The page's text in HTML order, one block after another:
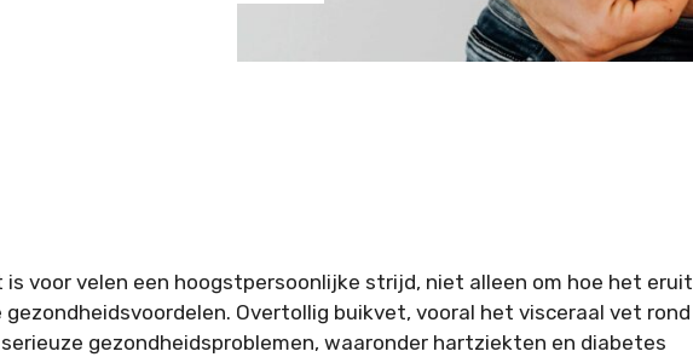
voor velen een hoogstpersoonlijke strijd, niet alleen om hoe het eruit
Overtollig buikvet, vooral het visceraal vet rond
gezondheidsproblemen, waaronder hartziekten en diabetes